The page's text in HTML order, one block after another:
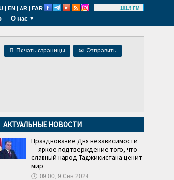
| EN | AR | FAR 101.5 FM
О нас
 Печать страницы ✉ Отправить
АКТУАЛЬНЫЕ НОВОСТИ
Празднование Дня независимости
— яркое подтверждение того, что
славный народ Таджикистана ценит
мир
🕔 09:00, 9.Сен 2024